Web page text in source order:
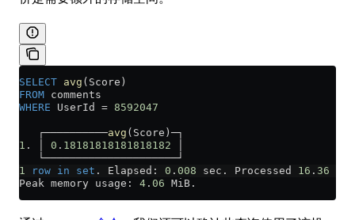
SELECT avg (Score)
FROM comments
WHERE UserId = 8592047
   ┌──────────
avg (Score)─┐
1 . │ 0 . 18181818181818182
   └─────────────────────┘
1
row in set . Elapsed: 0 . 008 sec. Processed 16 . 36
Peak memory usage: 4 . 06 MiB.